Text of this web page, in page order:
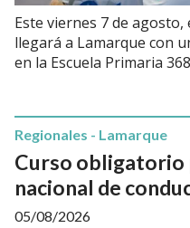
Este viernes 7 de
llegará a Lamarque con
en la Escuela Primaria
Curso obligatorio
nacional de
Regionales - Lamarque
05/08/2026